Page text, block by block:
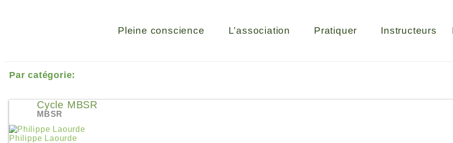
Pleine conscience L’association Pratiquer Instructeurs
Par catégorie:
Cycle MBSR
MBSR
Philippe Laourde